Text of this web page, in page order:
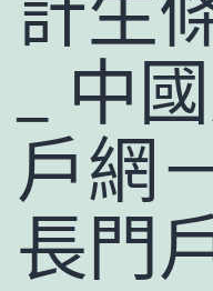
_ 中
戶網
長門